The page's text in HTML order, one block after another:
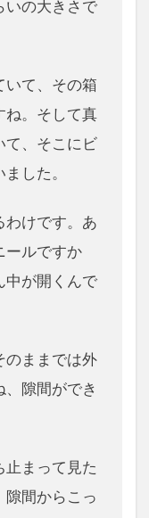
いの大きさで
いて、その箱
ね。そして真
て、そこにビ
した。
わけです。あ
ールですか
中が開くんで
のままでは外
、隙間ができ
止まって見た
隙間からこっ